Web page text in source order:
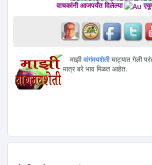
वाचकांनी आजपर्यंत दिलेल्या
माझीवांगंमयशेतीघाट्यात गेली
मात्र बरे भाव मिळत आहेत.